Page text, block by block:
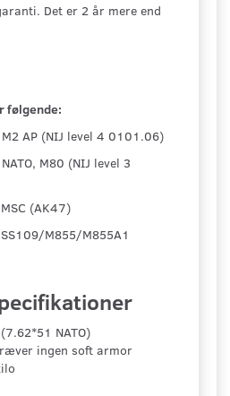
Det er 2 år mere end
følgende:
AP (NIJ level 4 0101.06)
M80 (NIJ level 3
(AK47)
M855/M855A1
NATO)
ingen soft armor